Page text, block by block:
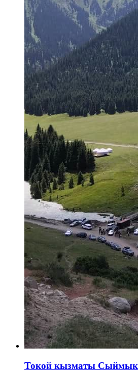
Токой кызматы